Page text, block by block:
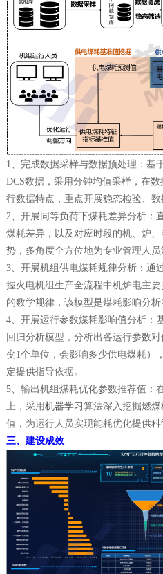
1、完成数据采样与数据预处理：基
DCS数据，采用分钟均值采样，在
行数据特点，重点开展稳态检验、数
2、开展同等负荷下煤耗差异分析：
煤耗差异，以及对应时段的机、炉
势，多角度全方位地为专业管理人员
3、开展机组供电煤耗规律分析：通
握火电机组生产全流程中机炉电主
的数学规律，该模型是煤耗影响分析
4、开展运行参数煤耗影响值分析：
回归分析模型，分析出各运行参数
变1个单位，会影响多少供电煤耗）
定提供指导依据。
5、输出机组煤耗优化参数推荐值：
上，采用机器学习算法深入挖掘燃
值，为运行人员实现能耗优化提供科
三、建设成效